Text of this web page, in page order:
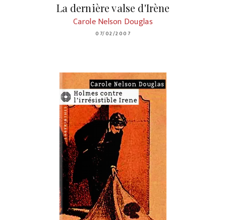
La dernière valse d'Irène
Carole Nelson Douglas
07/02/2007